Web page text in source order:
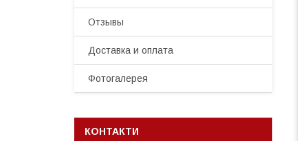
Отзывы
Доставка и оплата
Фотогалерея
КОНТАКТИ